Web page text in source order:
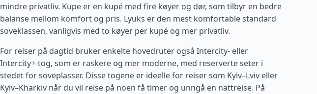
mindre privatliv. Kupe er en kupé med fire køyer og dør, som tilbyr en bedre
balanse mellom komfort og pris. Lyuks er den mest komfortable standard
soveklassen, vanligvis med to køyer per kupé og mer privatliv.
For reiser på dagtid bruker enkelte hovedruter også Intercity- eller
Intercity+-tog, som er raskere og mer moderne, med reserverte seter i
stedet for soveplasser. Disse togene er ideelle for reiser som Kyiv–Lviv eller
Kyiv–Kharkiv når du vil reise på noen få timer og unngå en nattreise. På